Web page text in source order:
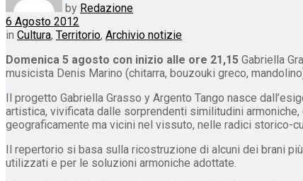
by Redazione
6 Agosto 2012
in Cultura, Territorio, Archivio notizie
Domenica 5 agosto con inizio alle ore 21,15 Gabriella
musicista Denis Marino (chitarra, bouzouki greco,
Il progetto Gabriella Grasso y Argento Tango nasce
artistica, vivificata dalle sorprendenti similitudini
geograficamente ma vicini nel vissuto, nelle radici storico-
Il repertorio si basa sulla ricostruzione di alcuni dei brani
utilizzati e per le soluzioni armoniche adottate.